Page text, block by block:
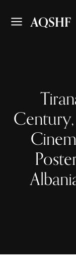
AQSHF
Century,